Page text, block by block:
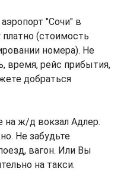
"Сочи" в
платно (стоимость
номера). Не
время, рейс прибытия,
добраться
на ж/д вокзал Адлер.
Не забудьте
вагон. Или Вы
на такси.